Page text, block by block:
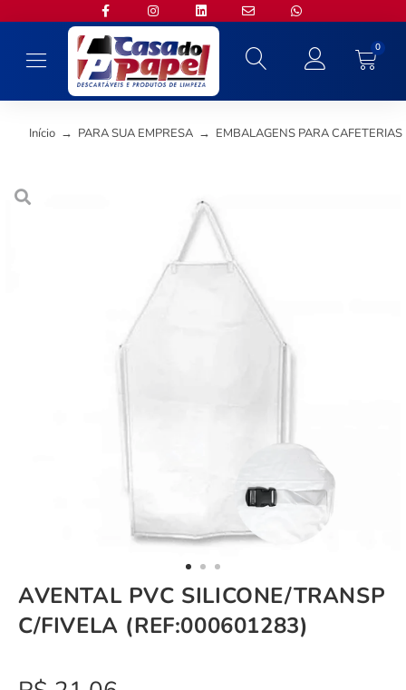
0
Início → PARA SUA EMPRESA → EMBALAGENS PARA CAFETERIAS
AVENTAL PVC SILICONE/TRANSP
C/FIVELA (REF:000601283)